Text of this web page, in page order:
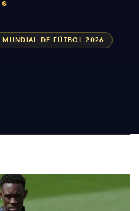
MUNDIAL DE FÚTBOL 2026